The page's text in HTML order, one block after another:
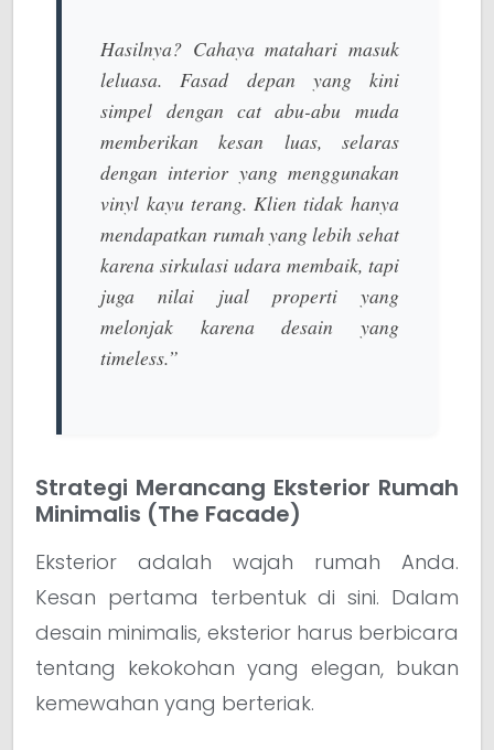
Hasilnya? Cahaya matahari masuk
leluasa. Fasad depan yang kini
simpel dengan cat abu-abu muda
memberikan kesan luas, selaras
dengan interior yang menggunakan
vinyl kayu terang. Klien tidak hanya
mendapatkan rumah yang lebih sehat
karena sirkulasi udara membaik, tapi
juga nilai jual properti yang
melonjak karena desain yang
timeless.”
Strategi Merancang Eksterior Rumah
Minimalis (The Facade)
Eksterior adalah wajah rumah Anda.
Kesan pertama terbentuk di sini. Dalam
desain minimalis, eksterior harus berbicara
tentang kekokohan yang elegan, bukan
kemewahan yang berteriak.